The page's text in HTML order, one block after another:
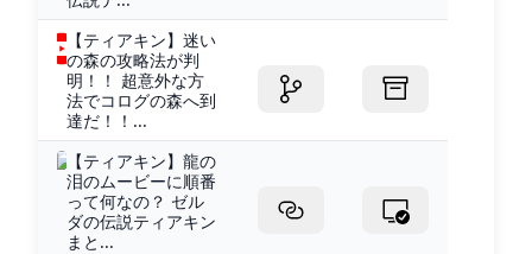
【ティアキン】迷い
の森の攻略法が判
明！！ 超意外な方
法でコログの森へ到
達だ！！...
【ティアキン】龍の
泪のムービーに順番
って何なの？ ゼル
ダの伝説ティアキン
まと...